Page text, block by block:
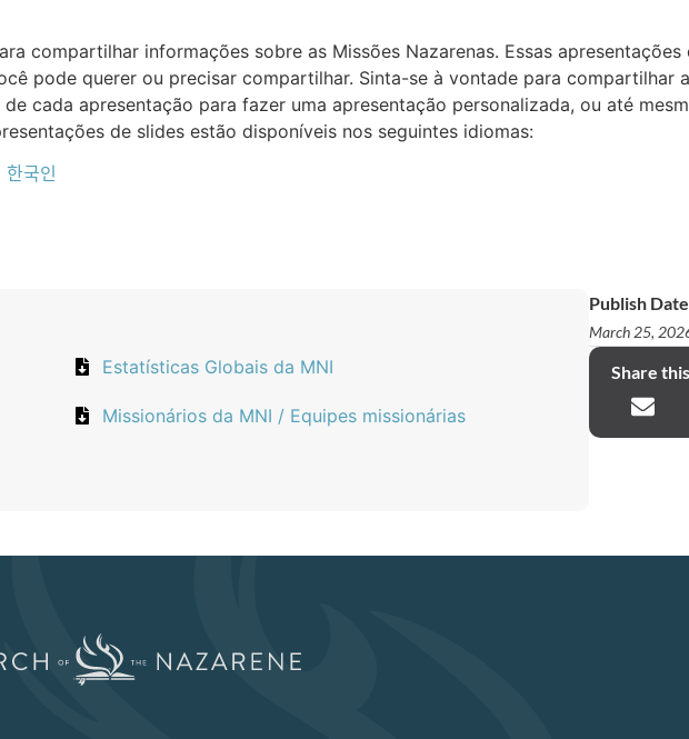
compartilhar informações sobre as Missões Nazarenas. Essas
pode querer ou precisar compartilhar. Sinta-se à vontade para compartilhar
cada apresentação para fazer uma apresentação personalizada, ou até
de slides estão disponíveis nos seguintes idiomas:
한국인
Estatísticas Globais da MNI
Missionários da MNI / Equipes missionárias
Publish Date
March 25,
Share